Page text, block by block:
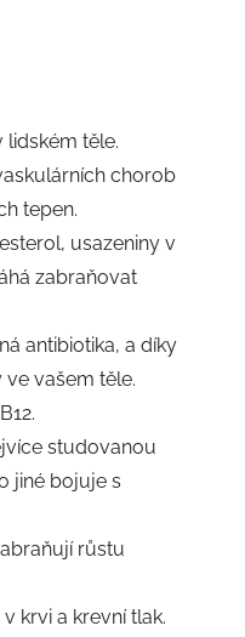
lidském těle.
chorob
tepen.
usazeniny v
zabraňovat
antibiotika, a díky
vašem těle.
studovanou
jiné bojuje s
růstu
krvi a krevní tlak.